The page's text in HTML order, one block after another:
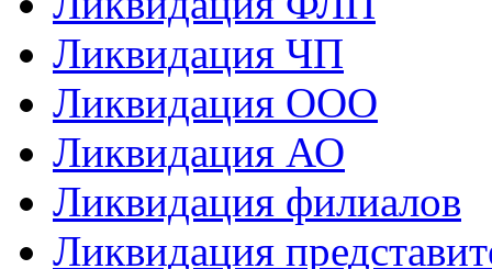
Ликвидация ЧП
Ликвидация ООО
Ликвидация АО
Ликвидация филиалов
Ликвидация